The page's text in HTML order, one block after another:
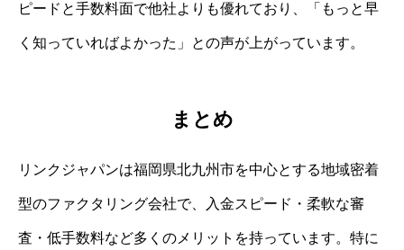
ピードと手数料面で他社よりも優れており、「もっと早
く知っていればよかった」との声が上がっています。
まとめ
リンクジャパンは福岡県北九州市を中心とする地域密着
型のファクタリング会社で、入金スピード・柔軟な審
査・低手数料など多くのメリットを持っています。特に